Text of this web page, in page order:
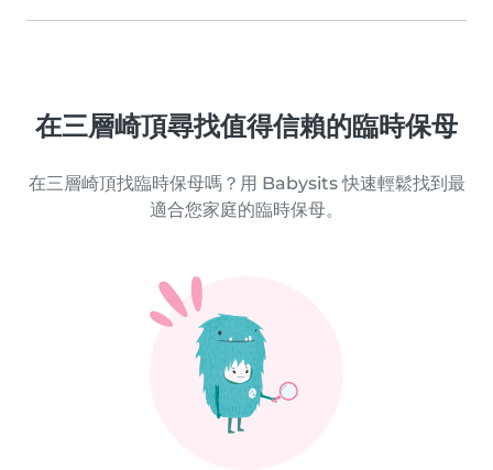
在三層崎頂尋找值得信賴的臨時保母
在三層崎頂找臨時保母嗎？用 Babysits 快速輕鬆找到最
適合您家庭的臨時保母。